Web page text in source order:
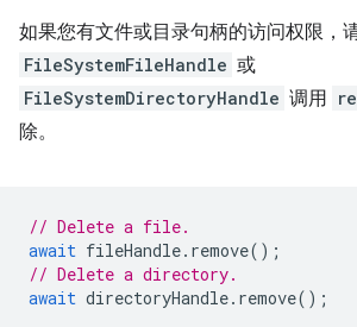
如果您有文件或目录句柄的访问权限，
FileSystemFileHandle 或
FileSystemDirectoryHandle 调用
除。
// Delete a file.
await fileHandle. remove();
// Delete a directory.
await directoryHandle. remove();